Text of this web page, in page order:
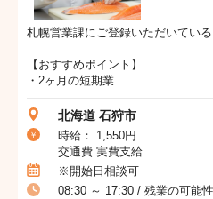
札幌営業課にご登録いただいてい
【おすすめポイント】
・2ヶ月の短期業...
北海道 石狩市
時給： 1,550円
交通費 実費支給
※開始日相談可
08:30 ～ 17:30 / 残業の可能